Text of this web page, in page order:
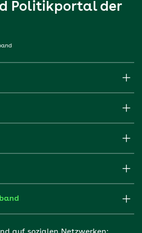
Politikportal der